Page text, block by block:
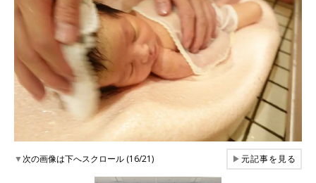
▼次の画像は下へスクロール (16/21) ▶元記事を見る